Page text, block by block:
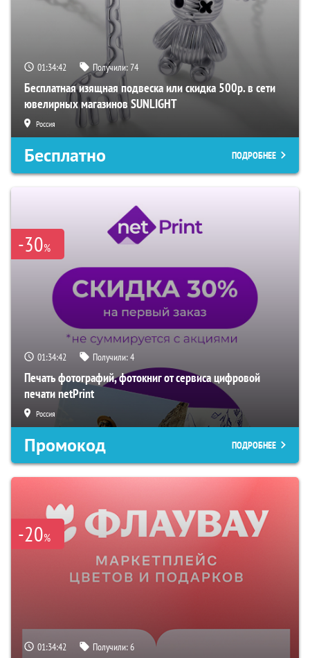
01:34:40 Получили:74
Бесплатная изящная подвеска или скидка 500р. в сети
ювелирных магазинов SUNLIGHT
Россия
Бесплатно ПОДРОБНЕЕ
-30%
01:34:40 Получили:4
Печать фотографий, фотокниг от сервиса цифровой
печати netPrint
Россия
Промокод ПОДРОБНЕЕ
-20%
01:34:40 Получили:6